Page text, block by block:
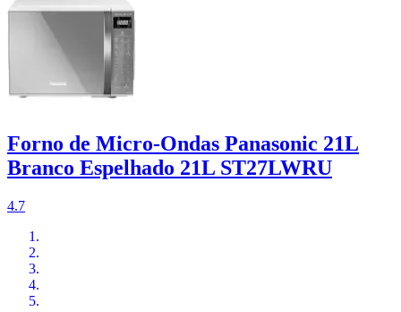
Forno de Micro-Ondas Panasonic 21L
Branco Espelhado 21L ST27LWRU
4.7